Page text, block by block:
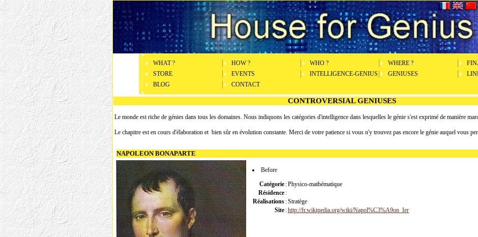
WHAT ? HOW ? WHO ? WHERE ?
STORE
EVENTS INTELLIGENCE-GENIUS GENIUSES
BLOG
CONTACT
CONTROVERSIAL GENIUSES
Le monde est riche de génies dans tous les domaines. Nous indiquons les catégories d'intelligence dans lesquelles le génie s'est exprimé de manière
Le chapitre est en cours d'élaboration et bien sûr en évolution constante. Merci de votre patience si vous n'y trouvez pas encore le génie auquel vous
NAPOLEON BONAPARTE
Before
Catégorie :Physico-mathématique
Résidence :
Réalisations :Stratège
Site :http://fr.wikipedia.org/wiki/Napol%C3%A9on_Ier